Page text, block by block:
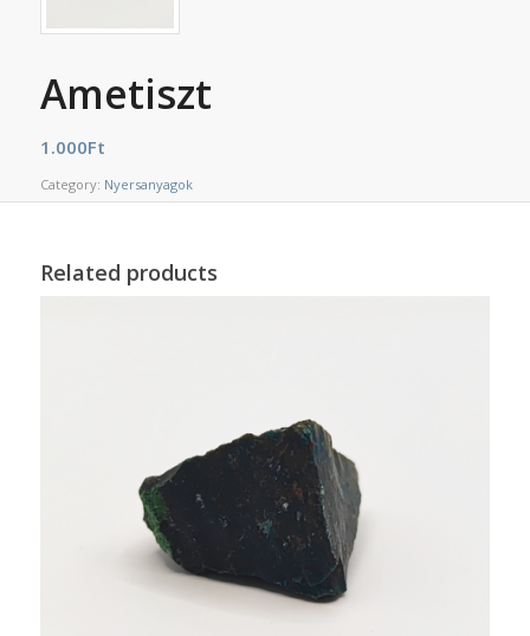
Ametiszt
1.000Ft
Category: Nyersanyagok
Related products